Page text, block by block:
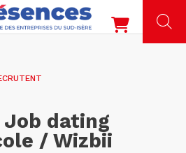
dating
/ Wizbii